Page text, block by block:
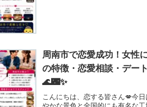
周南市で恋愛成功！女性
の特徴・恋愛相談・デー
🌊🌃✨
こんにちは、恋する皆さん💋今